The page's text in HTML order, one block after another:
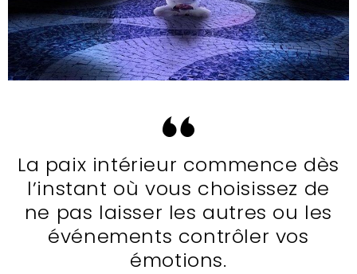
La paix intérieur commence dès
l’instant où vous choisissez de
ne pas laisser les autres ou les
événements contrôler vos
émotions.